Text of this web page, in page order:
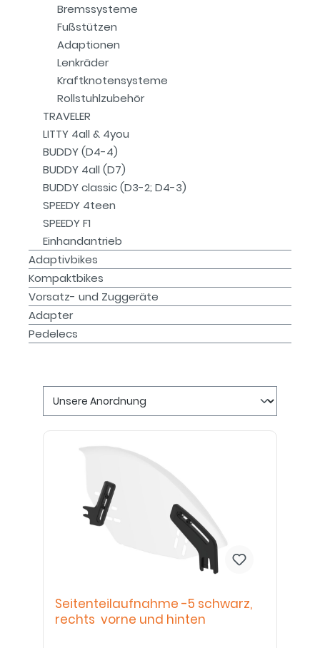
Bremssysteme
Fußstützen
Adaptionen
Lenkräder
Kraftknotensysteme
Rollstuhlzubehör
TRAVELER
LITTY 4all & 4you
BUDDY (D4-4)
BUDDY 4all (D7)
BUDDY classic (D3-2; D4-3)
SPEEDY 4teen
SPEEDY F1
Einhandantrieb
Adaptivbikes
Kompaktbikes
Vorsatz- und Zuggeräte
Adapter
Pedelecs
Seitenteilaufnahme -5 schwarz,
rechts vorne und hinten